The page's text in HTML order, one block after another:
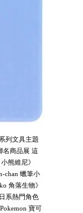
列文具主題
名商品展 這
熊維尼》
chan 蠟筆小
角落生物》
系熱門角色
寶可